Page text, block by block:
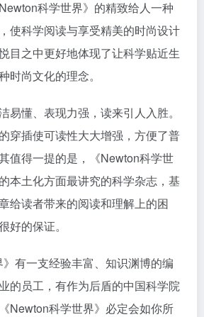
科学世界》的精致给人一种
使科学阅读与享受精美的时尚设计
目之中更好地体现了让科学贴近生
时尚文化的理念。
易懂、表现力强，读来引人入胜。
穿插使可读性大大增强，方便了普
值得一提的是，《Newton科学世
本土化方面最讲究的科学杂志，基
给读者带来的阅读和理解上的困
好的保证。
》有一支经验丰富、知识渊博的编
的员工，有作为后盾的中国科学院
Newton科学世界》必定会如你所